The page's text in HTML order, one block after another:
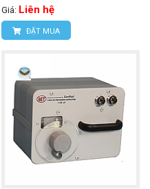
Giá: Liên hệ
ĐẶT MUA